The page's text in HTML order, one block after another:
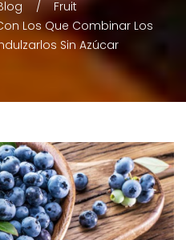
Fruit
Los Que Combinar Los
Sin Azúcar